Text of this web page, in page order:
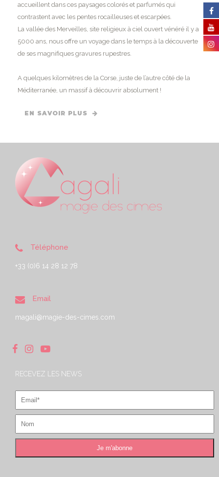
accueillent dans ces paysages colorés et parfumés qui
contrastent avec les pentes rocailleuses et escarpées.
La vallée des Merveilles, site religieux à ciel ouvert vénéré il y a
5000 ans, nous offre un voyage dans le temps à la découverte
de ses magnifiques gravures rupestres.
A quelques kilomètres de la Corse, juste de l’autre côté de la
Méditerranée, un massif à découvrir absolument !
EN SAVOIR PLUS
Téléphone
+33 (0)6 14 28 12 78
Email
magali@magie-des-cimes.com
RECEVEZ LES NEWS